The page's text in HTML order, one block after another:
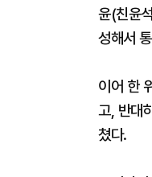
윤(친윤
성해서
이어 한
고, 반대
쳤다.